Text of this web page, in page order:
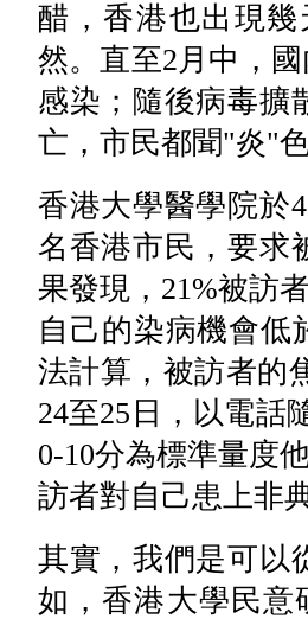
醋，香港也出現
然。直至2月中，
感染；隨後病毒擴
亡，市民都聞"炎"
香港大學醫學院於
名香港市民，要求
果發現，21%被訪
自己的染病機會低
法計算，被訪者的
24至25日，以電話
0-10分為標準量度
訪者對自己患上非
其實，我們是可以
如，香港大學民意